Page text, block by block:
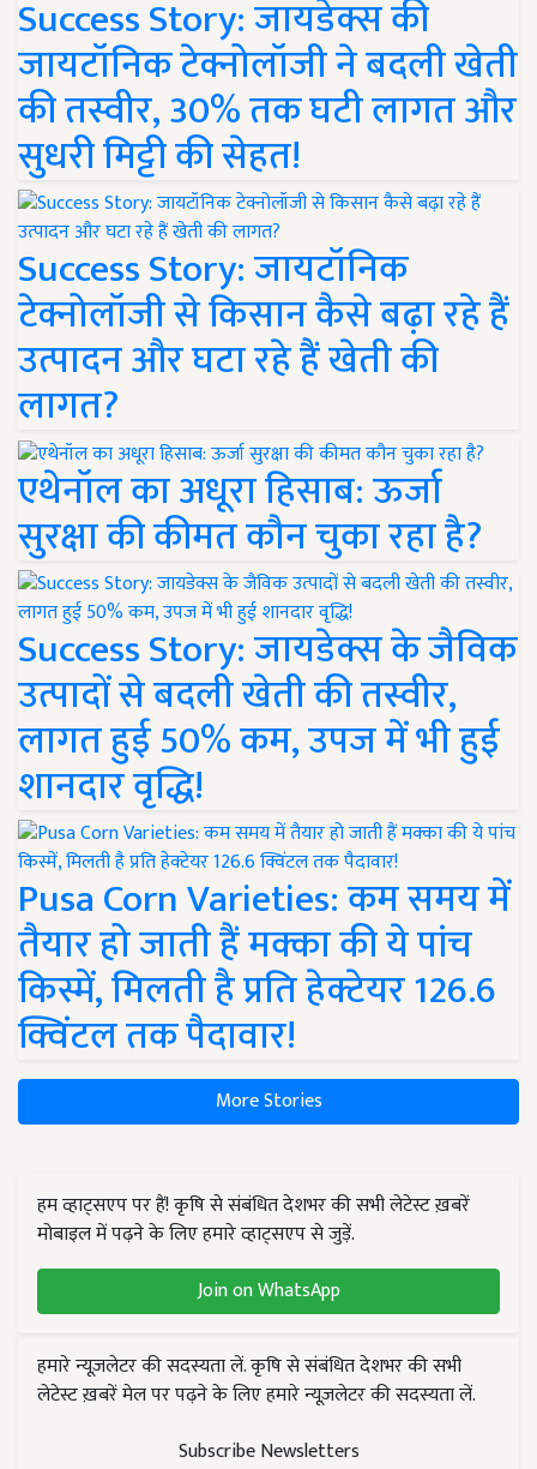
Success Story: जायडेक्स की
जायटॉनिक टेक्नोलॉजी ने बदली खेती
की तस्वीर, 30% तक घटी लागत और
सुधरी मिट्टी की सेहत!
Success Story: जायटॉनिक
टेक्नोलॉजी से किसान कैसे बढ़ा रहे हैं
उत्पादन और घटा रहे हैं खेती की
लागत?
एथेनॉल का अधूरा हिसाब: ऊर्जा
सुरक्षा की कीमत कौन चुका रहा है?
Success Story: जायडेक्स के जैविक
उत्पादों से बदली खेती की तस्वीर,
लागत हुई 50% कम, उपज में भी हुई
शानदार वृद्धि!
Pusa Corn Varieties: कम समय में
तैयार हो जाती हैं मक्का की ये पांच
किस्में, मिलती है प्रति हेक्टेयर 126.6
क्विंटल तक पैदावार!
More Stories
हम व्हाट्सएप पर हैं! कृषि से संबंधित देशभर की सभी लेटेस्ट ख़बरें
मोबाइल में पढ़ने के लिए हमारे व्हाट्सएप से जुड़ें.
Join on WhatsApp
हमारे न्यूज़लेटर की सदस्यता लें. कृषि से संबंधित देशभर की सभी
लेटेस्ट ख़बरें मेल पर पढ़ने के लिए हमारे न्यूज़लेटर की सदस्यता लें.
Subscribe Newsletters